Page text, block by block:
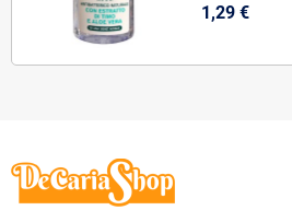
1,29 €